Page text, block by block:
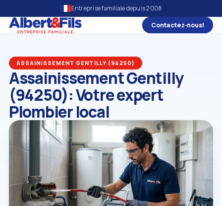
Entreprise familiale depuis 2008
Contactez‑nous!
ASSAINISSEMENT GENTILLY (94250)
Assainissement Gentilly
(94250): Votre expert
Plombier local